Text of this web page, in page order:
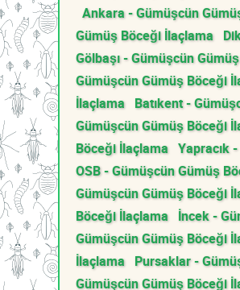
Ankara - Gümüşcün
Gümüş Böceği İlaçlama
Gölbaşı - Gümüşcün
Gümüşcün Gümüş Böceği
İlaçlama Batıkent -
Gümüşcün Gümüş Böceği
Böceği İlaçlama Yapracık
OSB - Gümüşcün Gümüş
Gümüşcün Gümüş Böceği
Böceği İlaçlama İncek -
Gümüşcün Gümüş Böceği
İlaçlama Pursaklar -
Gümüşcün Gümüş Böceği